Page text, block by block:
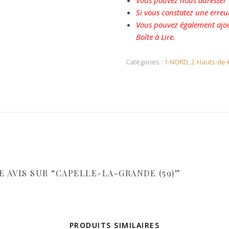
Si vous constatez une
Vous pouvez également
Boîte à Lire.
Catégories : 1-NORD,2-Hauts-
AVIS SUR “CAPELLE-LA-GRANDE (59)”
PRODUITS SIMILAIRES